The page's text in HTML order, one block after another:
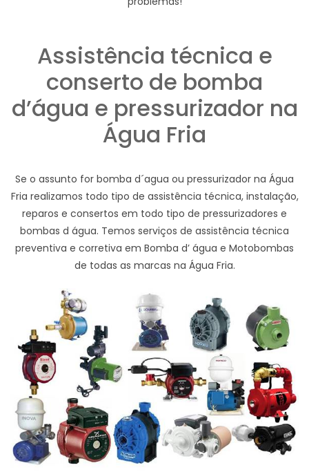
Assistência técnica e
conserto de bomba
d’água e pressurizador na
Água Fria
Se o assunto for bomba d´agua ou pressurizador na Água
Fria realizamos todo tipo de assistência técnica, instalação,
reparos e consertos em todo tipo de pressurizadores e
bombas d água. Temos serviços de assistência técnica
preventiva e corretiva em Bomba d’ água e Motobombas
de todas as marcas na Água Fria.